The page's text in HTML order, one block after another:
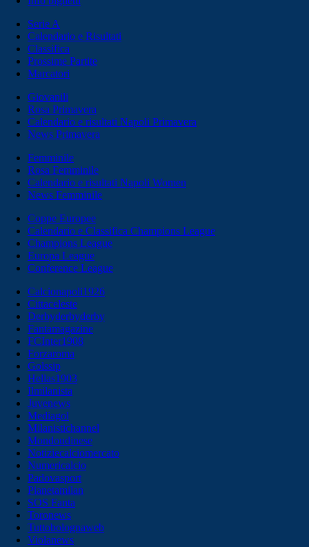
Serie A
Calendario e Risultati
Classifica
Prossime Partite
Marcatori
Giovanili
Rosa Primavera
Calendario e risultati Napoli Primavera
News Primavera
Femminile
Rosa Femminile
Calendario e risultati Napoli Women
News Femminile
Coppe Europee
Calendario e Classifica Champions League
Champions League
Europa League
Conference League
Calcionapoli1926
Cittaceleste
Derbyderbyderby
Fantamagazine
FCInter1908
Forzaroma
Golssip
Hellas1903
Ilmilanista
Juvenews
Mediagol
Milanistichannel
Mondoudinese
Notiziecalciomercato
Numericalcio
Padovasport
Pianetamilan
SOS Fanta
Toronews
Tuttobolognaweb
Violanews